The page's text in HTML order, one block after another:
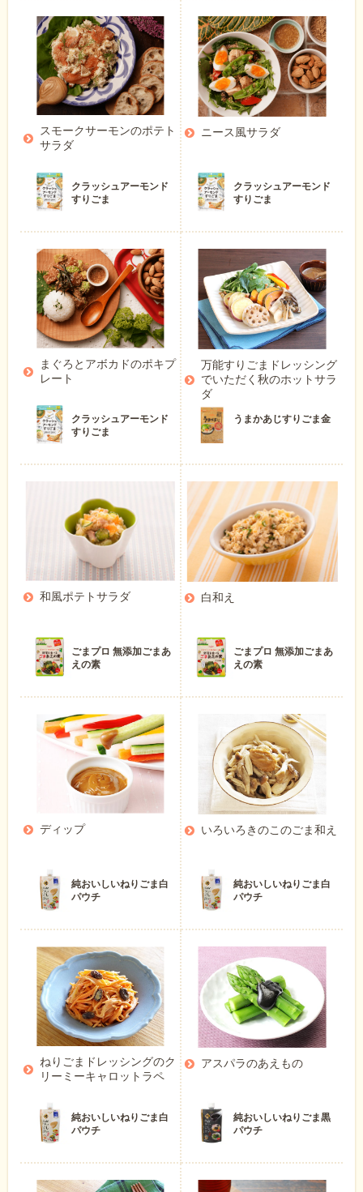
スモークサーモンのポテト
サラダ
クラッシュアーモンド
すりごま
ニース風サラダ
クラッシュアーモンド
すりごま
まぐろとアボカドのポキプ
レート
クラッシュアーモンド
すりごま
万能すりごまドレッシング
でいただく秋のホットサラ
ダ
うまかあじすりごま金
和風ポテトサラダ
ごまプロ 無添加ごまあ
えの素
白和え
ごまプロ 無添加ごまあ
えの素
ディップ
純おいしいねりごま白
パウチ
いろいろきのこのごま和え
純おいしいねりごま白
パウチ
ねりごまドレッシングのク
リーミーキャロットラペ
純おいしいねりごま白
パウチ
アスパラのあえもの
純おいしいねりごま黒
パウチ